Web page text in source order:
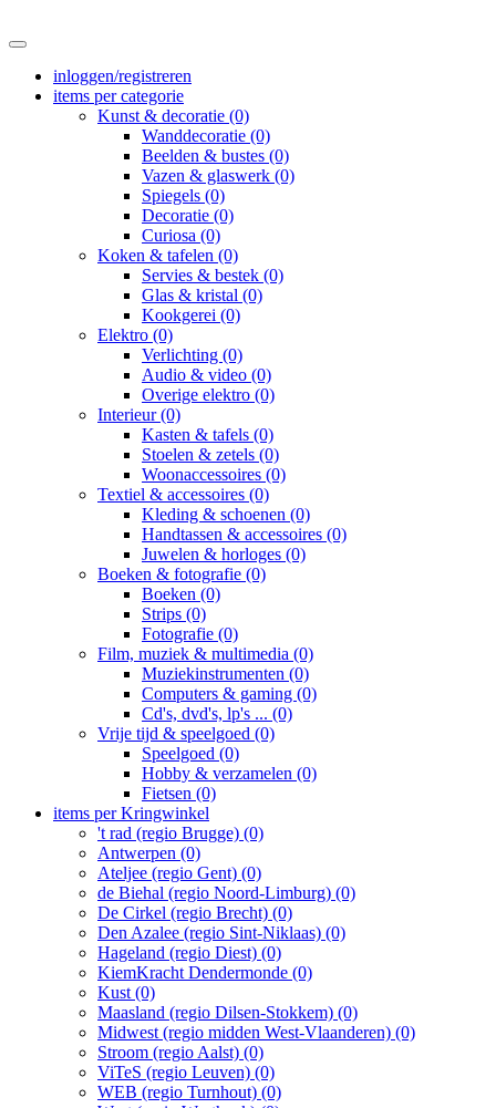
inloggen/registreren
items per categorie
Kunst & decoratie (0)
Wanddecoratie (0)
Beelden & bustes (0)
Vazen & glaswerk (0)
Spiegels (0)
Decoratie (0)
Curiosa (0)
Koken & tafelen (0)
Servies & bestek (0)
Glas & kristal (0)
Kookgerei (0)
Elektro (0)
Verlichting (0)
Audio & video (0)
Overige elektro (0)
Interieur (0)
Kasten & tafels (0)
Stoelen & zetels (0)
Woonaccessoires (0)
Textiel & accessoires (0)
Kleding & schoenen (0)
Handtassen & accessoires (0)
Juwelen & horloges (0)
Boeken & fotografie (0)
Boeken (0)
Strips (0)
Fotografie (0)
Film, muziek & multimedia (0)
Muziekinstrumenten (0)
Computers & gaming (0)
Cd's, dvd's, lp's ... (0)
Vrije tijd & speelgoed (0)
Speelgoed (0)
Hobby & verzamelen (0)
Fietsen (0)
items per Kringwinkel
't rad (regio Brugge) (0)
Antwerpen (0)
Ateljee (regio Gent) (0)
de Biehal (regio Noord-Limburg) (0)
De Cirkel (regio Brecht) (0)
Den Azalee (regio Sint-Niklaas) (0)
Hageland (regio Diest) (0)
KiemKracht Dendermonde (0)
Kust (0)
Maasland (regio Dilsen-Stokkem) (0)
Midwest (regio midden West-Vlaanderen) (0)
Stroom (regio Aalst) (0)
ViTeS (regio Leuven) (0)
WEB (regio Turnhout) (0)